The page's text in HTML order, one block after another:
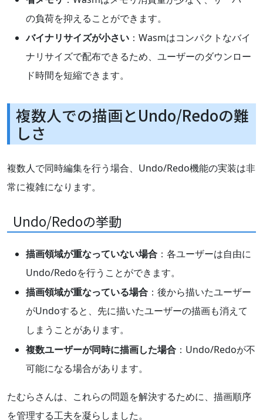
の負荷を抑えることができます。
バイナリサイズが小さい ：Wasmはコンパクトなバイ
ナリサイズで配布できるため、ユーザーのダウンロー
ド時間を短縮できます。
複数人での描画とUndo/Redoの難
しさ
複数人で同時編集を行う場合、Undo/Redo機能の実装は非
常に複雑になります。
Undo/Redoの挙動
描画領域が重なっていない場合 ：各ユーザーは自由に
Undo/Redoを行うことができます。
描画領域が重なっている場合 ：後から描いたユーザー
がUndoすると、先に描いたユーザーの描画も消えて
しまうことがあります。
複数ユーザーが同時に描画した場合 ：Undo/Redoが不
可能になる場合があります。
たむらさんは、これらの問題を解決するために、描画順序
を管理する工夫を凝らしました。